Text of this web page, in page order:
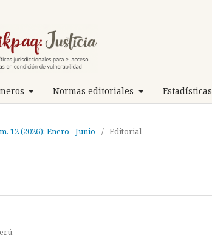
Normas editoriales Estadísticas
12 (2026): Enero - Junio / Editorial